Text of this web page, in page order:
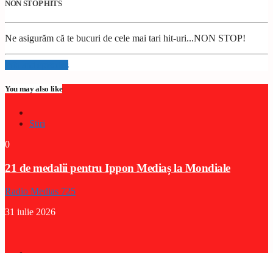
NON STOP HITS
Ne asigurăm că te bucuri de cele mai tari hit-uri...NON STOP!
Info and episodes
You may also like
Stiri
0
21 de medalii pentru Ippon Mediaș la Mondiale
Radio Medias 725
31 iulie 2026